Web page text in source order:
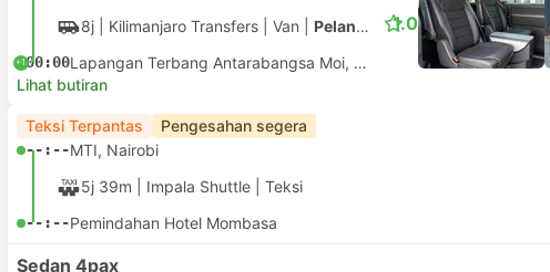
8j | Kilimanjaro Transfers Van Pelancong
+100:00 Lapangan Terbang Antarabangsa Moi, Mombasa
1.0
Lihat butiran
Teksi Terpantas Pengesahan segera
--:--MTI, Nairobi
5j 39m | Impala Shuttle Teksi
--:--Pemindahan Hotel Mombasa
Sedan 4pax